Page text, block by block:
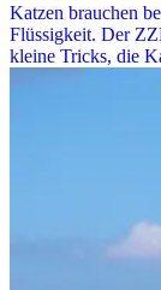
Katzen brauchen
Flüssigkeit. Der
kleine Tricks, die